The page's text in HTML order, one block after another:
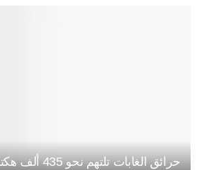
حرائق الغابات